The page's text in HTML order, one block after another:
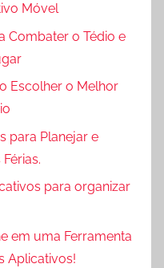
Móvel
Combater o Tédio e
Escolher o Melhor
para Planejar e
para organizar
em uma Ferramenta
Aplicativos!